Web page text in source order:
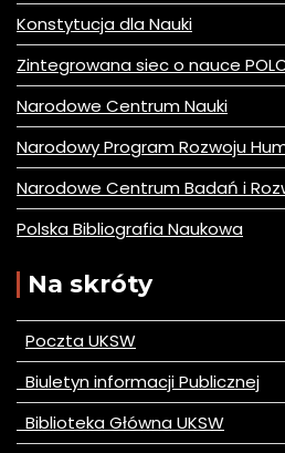
Konstytucja dla Nauki
Zintegrowana siec o nauce
Narodowe Centrum Nauki
Narodowy Program Rozwoju
Narodowe Centrum Badań i
Polska Bibliografia Naukowa
Na skróty
Poczta UKSW
Biuletyn informacji Publicznej
Biblioteka Główna UKSW